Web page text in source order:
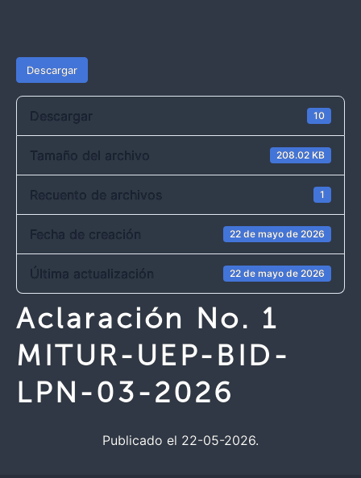
Descargar
Descargar 10
Tamaño del archivo 208.02 KB
Recuento de archivos 1
Fecha de creación 22 de mayo de 2026
Última actualización 22 de mayo de 2026
Aclaración No. 1
MITUR-UEP-BID-
LPN-03-2026
Publicado el 22-05-2026.